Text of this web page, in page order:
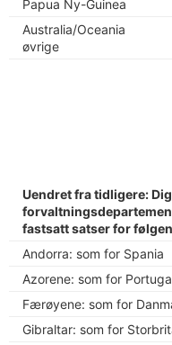
Papua Ny-Guinea
Australia/Oceania
øvrige
Uendret fra tidligere:
fastsatt satser for
Andorra: som for Spania
Azorene: som for
Færøyene: som for
Gibraltar: som for